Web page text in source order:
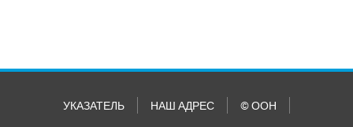
УКАЗАТЕЛЬ НАШ АДРЕС © ООН